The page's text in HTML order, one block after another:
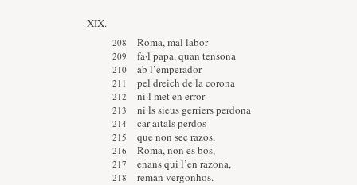
XIX.
Roma, mal labor
fa·l papa, quan tensona
ab l’emperador
pel dreich de la corona
ni·l met en error
ni·ls sieus gerriers perdona
car aitals perdos
que non sec razos,
Roma, non es bos,
enans qui l’en razona,
reman vergonhos.